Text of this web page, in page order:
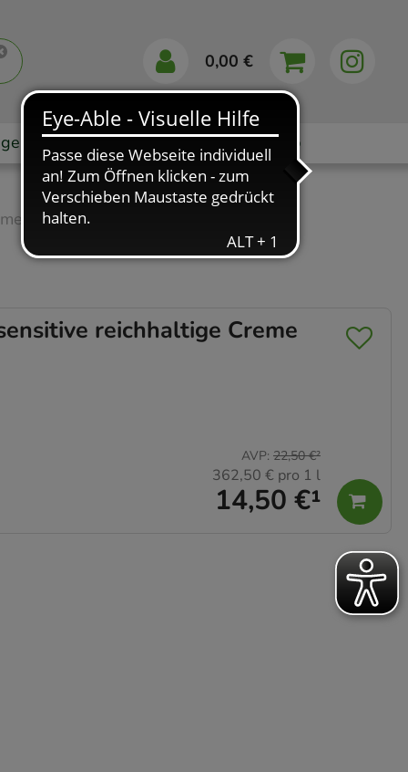
0,00 €
Markenshops Ratgeber App
reichhaltige Creme
14,50 €¹
AVP: 22,50 €²
362,50 € pro 1 l